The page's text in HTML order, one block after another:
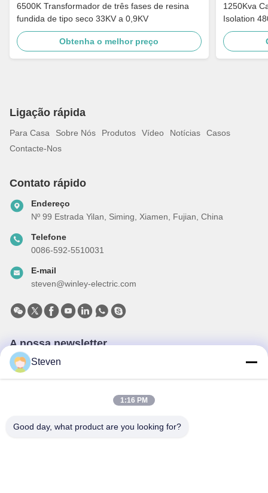
6500K Transformador de três fases de resina
fundida de tipo seco 33KV a 0,9KV
Obtenha o melhor preço
1250Kva Cast Resin Dry Type Transformers
Isolation
Ligação rápida
Para Casa Sobre Nós Produtos Vídeo Notícias
Casos
Contacte-Nos
Contato rápido
Endereço
Nº 99 Estrada Yilan, Siming, Xiamen, Fujian, China
Telefone
0086-592-5510031
E-mail
steven@winley-electric.com
A nossa newsletter
Inscreva-se no nosso boletim informativo para obter descontos e
mais.
Steven
1:16 PM
Good day, what product are you looking for?